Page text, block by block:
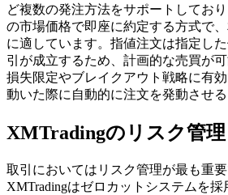
ど複数の発注方法をサポートしてお
の市場価格で即座に約定する方式で
に適しています。指値注文は指定し
引が成立するため、計画的な売買が
損失限定やブレイクアウト戦略に有
動いた際に自動的に注文を発動させる
XMTradingのリスク管理
取引においてはリスク管理が最も重要
XMTradingはゼロカットシステムを